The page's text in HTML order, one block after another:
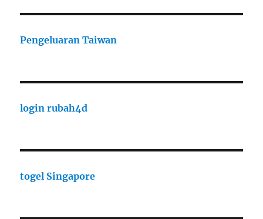
Pengeluaran Taiwan
login rubah4d
togel Singapore